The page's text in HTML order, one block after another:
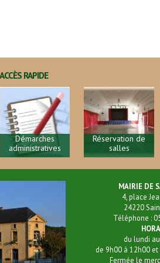
ACCÈS RAPIDE
Démarches
administratives
Réservation de
salles
MAIRIE DE
4, place Jean
24220 Saint-
Téléphone : 05 53
du lundi
de 9h00 à 12h00 et
Fermée le